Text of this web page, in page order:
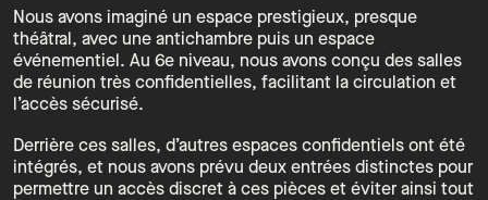
Nous avons imaginé un espace prestigieux, presque
théâtral, avec une antichambre puis un espace
événementiel. Au 6e niveau, nous avons conçu des salles
de réunion très confidentielles, facilitant la circulation et
l’accès sécurisé.
Derrière ces salles, d’autres espaces confidentiels ont été
intégrés, et nous avons prévu deux entrées distinctes pour
permettre un accès discret à ces pièces et éviter ainsi tout